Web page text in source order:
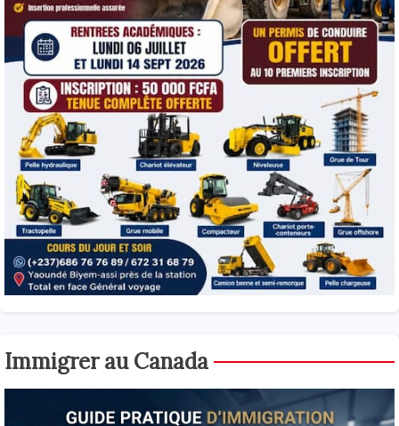
Immigrer au Canada